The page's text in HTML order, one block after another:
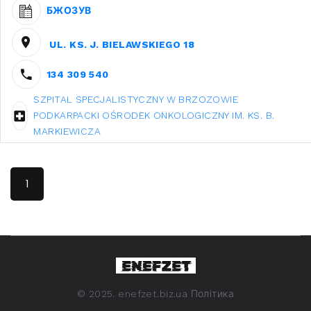
БЖОЗУВ
UL. KS. J. BIELAWSKIEGO 18
134 309 540
SZPITAL SPECJALISTYCZNY W BRZOZOWIE
PODKARPACKI OŚRODEK ONKOLOGICZNY IM. KS. B.
MARKIEWICZA
1
© 2025. enefzet.biz.ua Політика